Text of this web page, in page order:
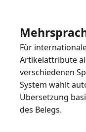
Für
Artikelattribute
verschiedenen
System wählt
Übersetzung
des Belegs.